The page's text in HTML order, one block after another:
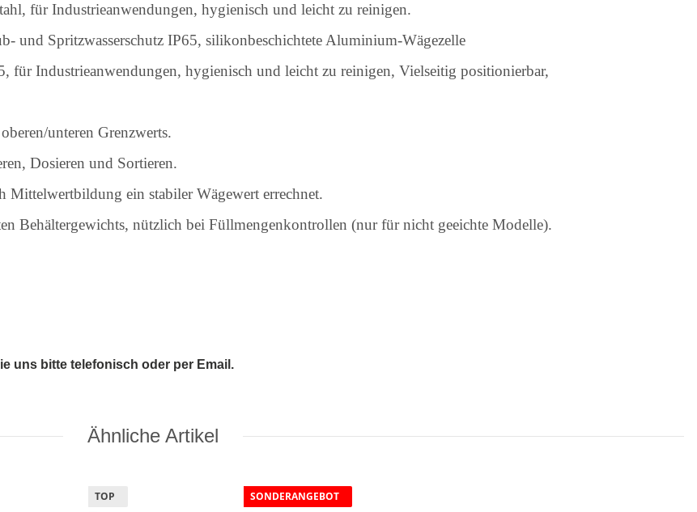
für Industrieanwendungen, hygienisch und leicht zu reinigen.
und Spritzwasserschutz IP65, silikonbeschichtete Aluminium-Wägezelle
für Industrieanwendungen, hygienisch und leicht zu reinigen, Vielseitig positionierbar,
unteren Grenzwerts.
Dosieren und Sortieren.
ein stabiler Wägewert errechnet.
Behältergewichts, nützlich bei Füllmengenkontrollen (nur für nicht geeichte Modelle).
uns bitte telefonisch oder per Email.
Ähnliche Artikel
TOP SONDERANGEBOT